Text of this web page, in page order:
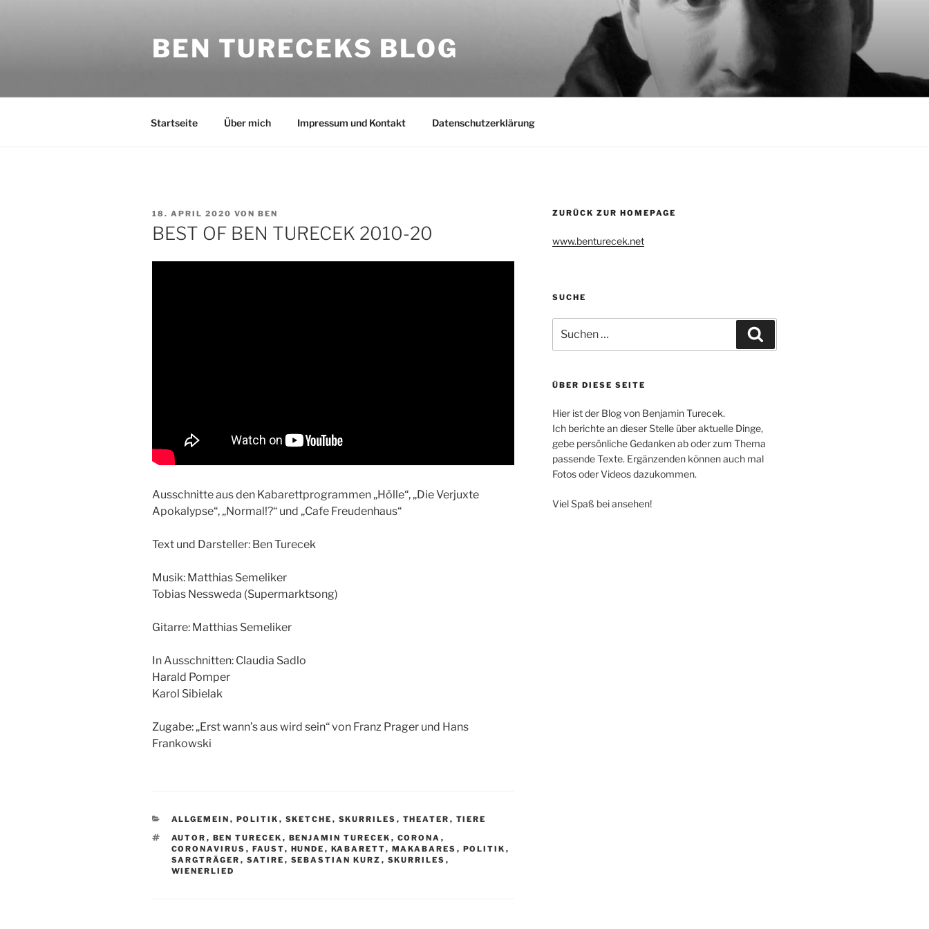
BEN TURECEKS BLOG
Startseite Über mich Impressum und Kontakt Datenschutzerklärung
VERÖFFENTLICHT
AM
18. APRIL 2020 VON BEN
BEST OF BEN TURECEK 2010-20
Ausschnitte aus den Kabarettprogrammen „Hölle“, „Die Verjuxte
Apokalypse“, „Normal!?“ und „Cafe Freudenhaus“
Text und Darsteller: Ben Turecek
Musik: Matthias Semeliker
Tobias Nessweda (Supermarktsong)
Gitarre: Matthias Semeliker
In Ausschnitten: Claudia Sadlo
Harald Pomper
Karol Sibielak
Zugabe: „Erst wann’s aus wird sein“ von Franz Prager und Hans
Frankowski
KATEGORIEN
ALLGEMEIN , POLITIK , SKETCHE , SKURRILES , THEATER , TIERE
SCHLAGWÖRTER
AUTOR , BEN TURECEK , BENJAMIN TURECEK , CORONA ,
CORONAVIRUS , FAUST, HUNDE , KABARETT, MAKABARES , POLITIK ,
SARGTRÄGER , SATIRE , SEBASTIAN KURZ , SKURRILES ,
WIENERLIED
ZURÜCK ZUR HOMEPAGE
www.benturecek.net
SUCHE
nach:
ÜBER DIESE SEITE
Hier ist der Blog von Benjamin Turecek.
Ich berichte an dieser Stelle über aktuelle Dinge,
gebe persönliche Gedanken ab oder zum Thema
passende Texte. Ergänzenden können auch mal
Fotos oder Videos dazukommen.
Viel Spaß bei ansehen!